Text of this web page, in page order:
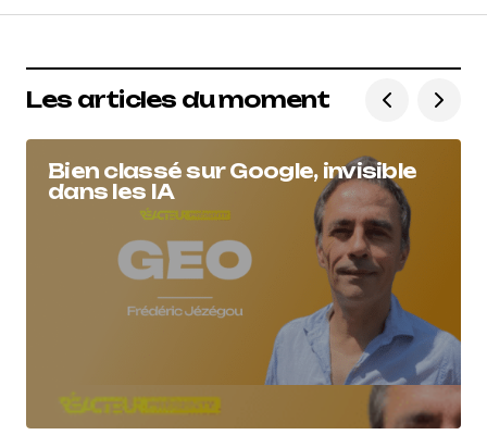
Les articles du moment
Bien classé sur Google, invisible
dans les IA